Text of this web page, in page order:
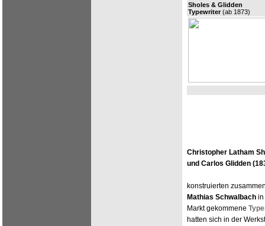
Sholes & Glidden
Typewriter(ab 1873)
Christopher Latham
und Carlos Glidden
konstruierten
Mathias Schwalbach in
Markt gekommene
hatten sich in der